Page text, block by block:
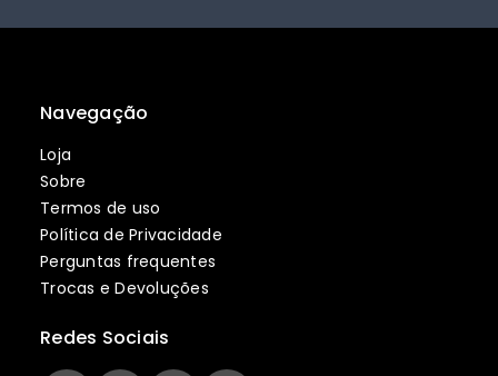
Navegação
Loja
Sobre
Termos de uso
Política de Privacidade
Perguntas frequentes
Trocas e Devoluções
Redes Sociais